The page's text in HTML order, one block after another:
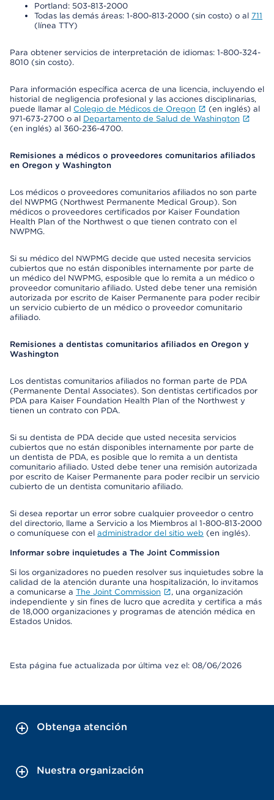
Portland: 503-813-2000
Todas las demás áreas: 1-800-813-2000 (sin costo) o al 711
(línea TTY)
Para obtener servicios de interpretación de idiomas: 1-800-324-
8010 (sin costo).
Para información específica acerca de una licencia, incluyendo el
historial de negligencia profesional y las acciones disciplinarias,
puede llamar al Colegio de Médicos de Oregon
(en inglés) al
971-673-2700 o al Departamento de Salud de Washington
(en inglés) al 360-236-4700.
Remisiones a médicos o proveedores comunitarios afiliados
en Oregon y Washington
Los médicos o proveedores comunitarios afiliados no son parte
del NWPMG (Northwest Permanente Medical Group). Son
médicos o proveedores certificados por Kaiser Foundation
Health Plan of the Northwest o que tienen contrato con el
NWPMG.
Si su médico del NWPMG decide que usted necesita servicios
cubiertos que no están disponibles internamente por parte de
un médico del NWPMG, esposible que lo remita a un médico o
proveedor comunitario afiliado. Usted debe tener una remisión
autorizada por escrito de Kaiser Permanente para poder recibir
un servicio cubierto de un médico o proveedor comunitario
afiliado.
Remisiones a dentistas comunitarios afiliados en Oregon y
Washington
Los dentistas comunitarios afiliados no forman parte de PDA
(Permanente Dental Associates). Son dentistas certificados por
PDA para Kaiser Foundation Health Plan of the Northwest y
tienen un contrato con PDA.
Si su dentista de PDA decide que usted necesita servicios
cubiertos que no están disponibles internamente por parte de
un dentista de PDA, es posible que lo remita a un dentista
comunitario afiliado. Usted debe tener una remisión autorizada
por escrito de Kaiser Permanente para poder recibir un servicio
cubierto de un dentista comunitario afiliado.
Si desea reportar un error sobre cualquier proveedor o centro
del directorio, llame a Servicio a los Miembros al 1-800-813-2000
o comuníquese con el administrador del sitio web (en inglés).
Informar sobre inquietudes a The Joint Commission
Si los organizadores no pueden resolver sus inquietudes sobre la
calidad de la atención durante una hospitalización, lo invitamos
a comunicarse a The Joint Commission
, una organización
independiente y sin fines de lucro que acredita y certifica a más
de 18,000 organizaciones y programas de atención médica en
Estados Unidos.
Esta página fue actualizada por última vez el: 08/06/2026
Obtenga atención
Nuestra organización